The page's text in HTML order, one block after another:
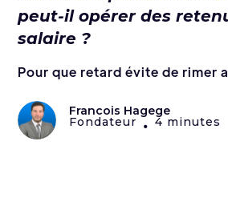
peut-il opérer des
salaire ?
Pour que retard évite de rimer
Francois Hagege
Fondateur • 4 minutes